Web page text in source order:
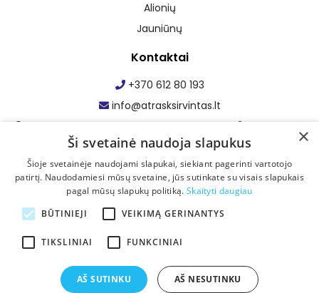
Alionių
Jauniūnų
Kontaktai
+370 612 80 193
info@atrasksirvintas.lt
Maumedžio g. 1, Staškūniškio k., Zibalų sen., Širvintų r. sav.
Facebook: Atrask Širvintas
×
Ši svetainė naudoja slapukus
Šioje svetainėje naudojami slapukai, siekiant pagerinti vartotojo
patirtį. Naudodamiesi mūsų svetaine, jūs sutinkate su visais slapukais
pagal mūsų slapukų politiką. Skaityti daugiau
BŪTINIEJI
VEIKIMĄ GERINANTYS
TIKSLINIAI FUNKCINIAI
AŠ SUTINKU AŠ NESUTINKU